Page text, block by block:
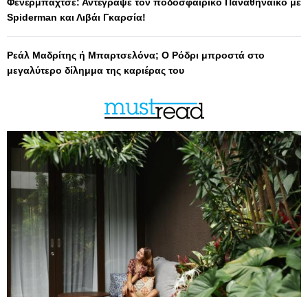
Φενέρμπαχτσε: Αντέγραψε τον ποδοσφαιρικό Παναθηναϊκό με
Spiderman και Λιβάι Γκαρσία!
Ρεάλ Μαδρίτης ή Μπαρτσελόνα; Ο Ρόδρι μπροστά στο
μεγαλύτερο δίλημμα της καριέρας του